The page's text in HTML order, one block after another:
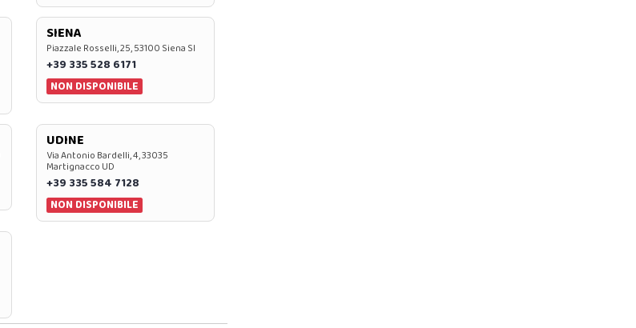
SIENA
Piazzale Rosselli, 25, 53100 Siena SI
+39 335 528 6171
NON DISPONIBILE
UDINE
Via Antonio Bardelli, 4, 33035
Martignacco UD
+39 335 584 7128
NON DISPONIBILE